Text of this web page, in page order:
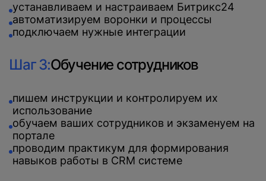
устанавливаем и настраиваем Битрикс24
автоматизируем воронки и процессы
подключаем нужные интеграции
Шаг 3:Обучение сотрудников
пишем инструкции и контролируем их
использование
обучаем ваших сотрудников и экзаменуем на
портале
проводим практикум для формирования
навыков работы в CRM системе